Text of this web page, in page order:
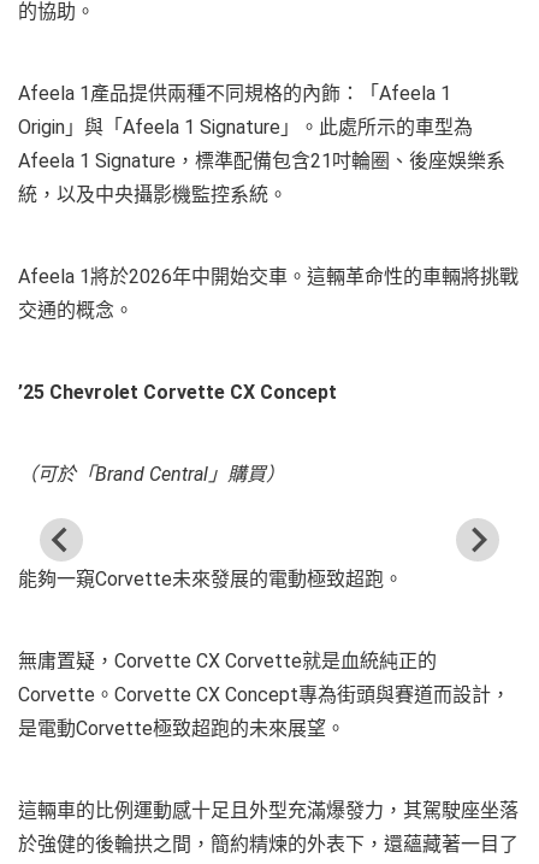
的協助。
Afeela 1產品提供兩種不同規格的內飾：「Afeela 1
Origin」與「Afeela 1 Signature」。此處所示的車型為
Afeela 1 Signature，標準配備包含21吋輪圈、後座娛樂系
統，以及中央攝影機監控系統。
Afeela 1將於2026年中開始交車。這輛革命性的車輛將挑戰
交通的概念。
’25 Chevrolet Corvette CX Concept
（可於「Brand Central」購買）
能夠一窺Corvette未來發展的電動極致超跑。
無庸置疑，Corvette CX Corvette就是血統純正的
Corvette。Corvette CX Concept專為街頭與賽道而設計，
是電動Corvette極致超跑的未來展望。
這輛車的比例運動感十足且外型充滿爆發力，其駕駛座坐落
於強健的後輪拱之間，簡約精煉的外表下，還蘊藏著一目了